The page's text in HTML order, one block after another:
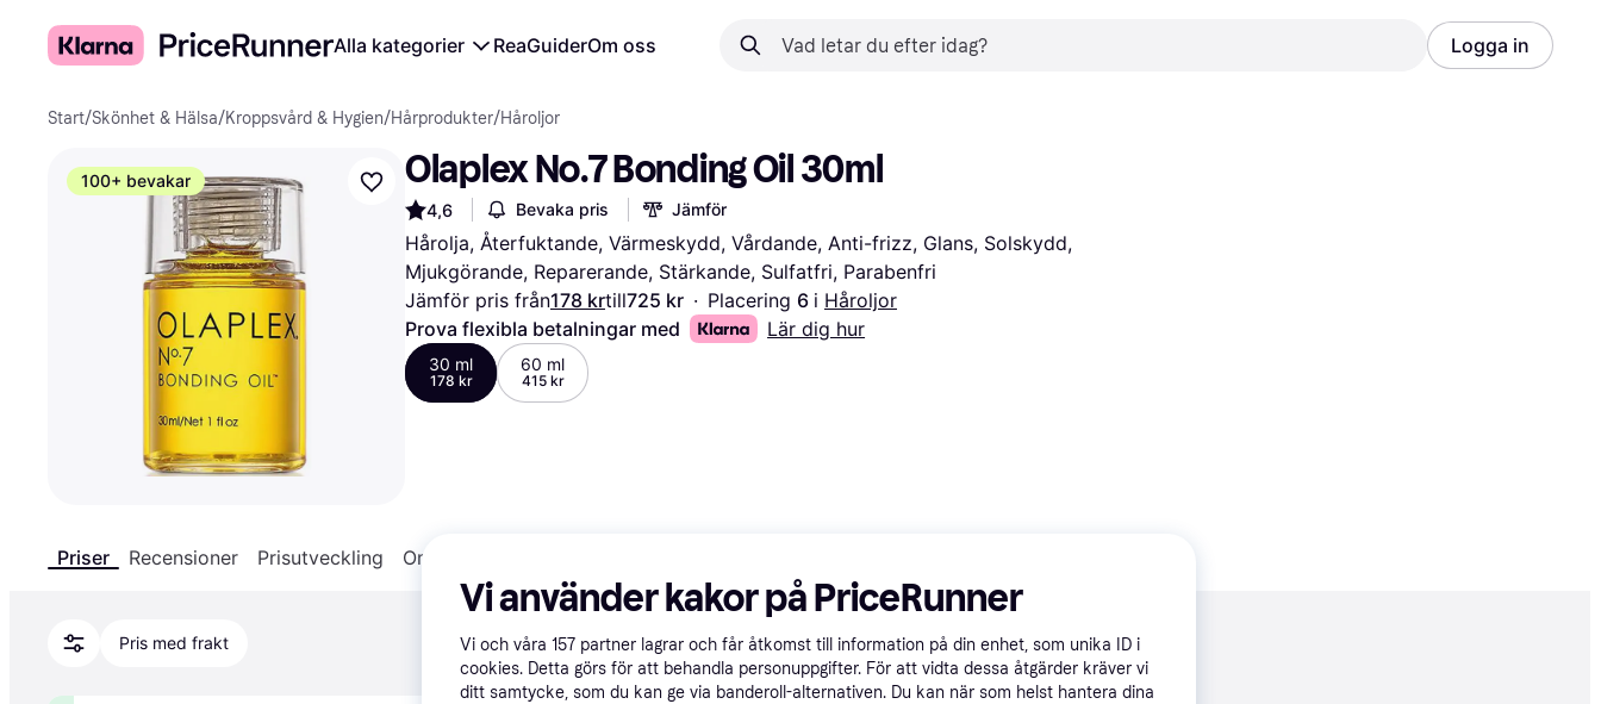
Alla kategorier ReaGuiderOm oss Logga in
Start/Skönhet & Hälsa/Kroppsvård & Hygien/Hårprodukter/Håroljor
100+ bevakar Olaplex No.7 Bonding Oil 30ml
4,6 Bevaka pris Jämför
Hårolja, Återfuktande, Värmeskydd, Vårdande, Anti-frizz, Glans, Solskydd,
Mjukgörande, Reparerande, Stärkande, Sulfatfri, Parabenfri
Jämför pris från178 krtill725 kr · Placering 6 i Håroljor
Prova flexibla betalningar med
Lär dig hur
30 ml
178 kr
60 ml
415 kr
Priser Recensioner Prisutveckling Om produkten
Pris med frakt Rekommenderad
Vi använder kakor på PriceRunner
Vi och våra 157 partner lagrar och får åtkomst till information på din enhet, som unika ID i
cookies. Detta görs för att behandla personuppgifter. För att vidta dessa åtgärder kräver vi
ditt samtycke, som du kan ge via banderoll-alternativen. Du kan när som helst hantera dina